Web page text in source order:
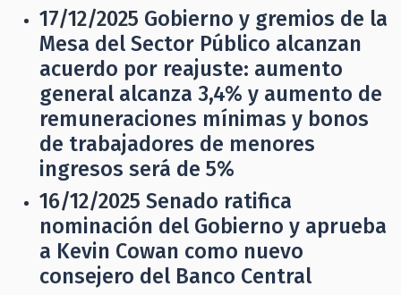
17/12/2025 Gobierno y gremios de la
Mesa del Sector Público alcanzan
acuerdo por reajuste: aumento
general alcanza 3,4% y aumento de
remuneraciones mínimas y bonos
de trabajadores de menores
ingresos será de 5%
16/12/2025 Senado ratifica
nominación del Gobierno y aprueba
a Kevin Cowan como nuevo
consejero del Banco Central